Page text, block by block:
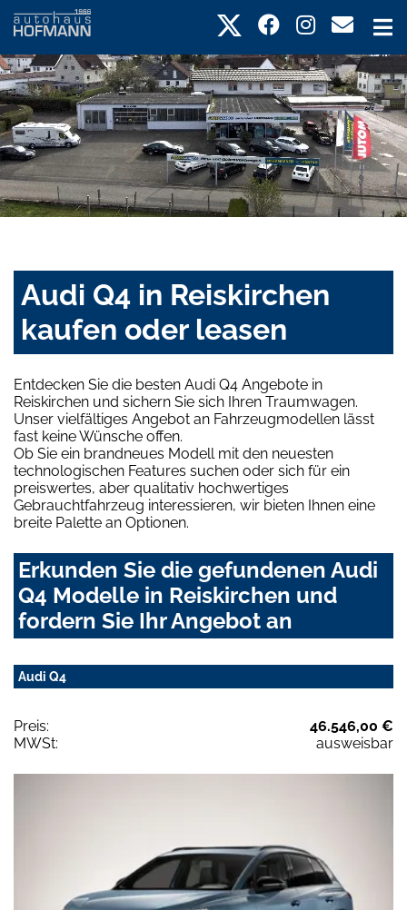
Audi Q4 in Reiskirchen
kaufen oder leasen
Entdecken Sie die besten Audi Q4 Angebote in
Reiskirchen und sichern Sie sich Ihren Traumwagen.
Unser vielfältiges Angebot an Fahrzeugmodellen lässt
fast keine Wünsche offen.
Ob Sie ein brandneues Modell mit den neuesten
technologischen Features suchen oder sich für ein
preiswertes, aber qualitativ hochwertiges
Gebrauchtfahrzeug interessieren, wir bieten Ihnen eine
breite Palette an Optionen.
Erkunden Sie die gefundenen Audi
Q4 Modelle in Reiskirchen und
fordern Sie Ihr Angebot an
Audi Q4
Preis:
46.546,00 €
MWSt:
ausweisbar